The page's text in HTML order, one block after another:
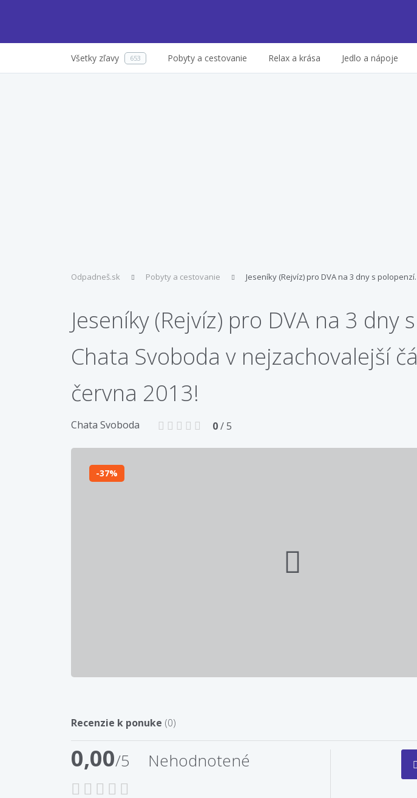
Všetky zľavy 653 Pobyty a cestovanie Relax a krása Jedlo a nápoje
Odpadneš.sk Pobyty a cestovanie Jeseníky (Rejvíz) pro DVA na 3 dny s
Jeseníky (Rejvíz) pro DVA na 3
Chata Svoboda v nejzachovalejší
června 2013!
Chata Svoboda 0/ 5
37
Recenzie k ponuke (0)
0,00/5 Nehodnotené